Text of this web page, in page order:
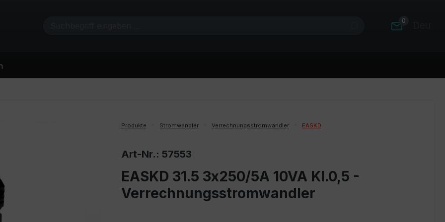
0
Produkte Stromwandler Verrechnungsstromwandler EASKD
Art-Nr.: 57553
EASKD 31.5 3x250/5A 10VA Kl.0,5 -
Verrechnungsstromwandler